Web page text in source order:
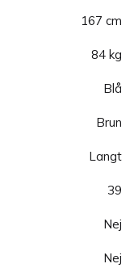
167 cm
84 kg
Blå
Brun
Langt
39
Nej
Nej